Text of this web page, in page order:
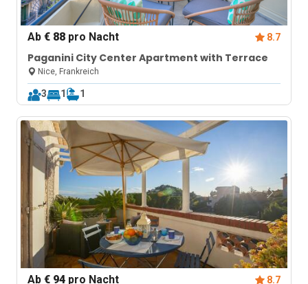
Ab€ 88 pro Nacht 8.7
Paganini City Center Apartment with Terrace
Nice, Frankreich
3 1 1
Ab€ 94 pro Nacht 8.7